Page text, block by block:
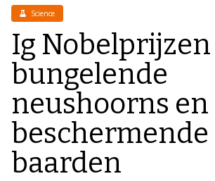
Science
Ig
bungelende
neushoorns en
beschermende
baarden